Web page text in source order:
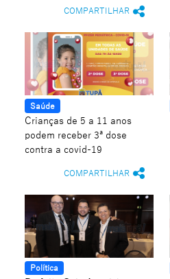
COMPARTILHAR
Saúde
Crianças de 5 a 11 anos
podem receber 3ª dose
contra a covid-19
COMPARTILHAR
Política